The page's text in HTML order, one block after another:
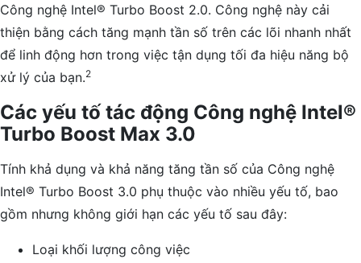
Công nghệ Intel® Turbo Boost 2.0. Công nghệ này cải
thiện bằng cách tăng mạnh tần số trên các lõi nhanh nhất
để linh động hơn trong việc tận dụng tối đa hiệu năng bộ
xử lý của bạn.2
Các yếu tố tác động Công nghệ Intel®
Turbo Boost Max 3.0
Tính khả dụng và khả năng tăng tần số của Công nghệ
Intel® Turbo Boost 3.0 phụ thuộc vào nhiều yếu tố, bao
gồm nhưng không giới hạn các yếu tố sau đây:
Loại khối lượng công việc